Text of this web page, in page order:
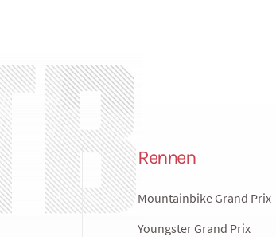
Rennen
Mountainbike Grand Prix
Youngster Grand Prix